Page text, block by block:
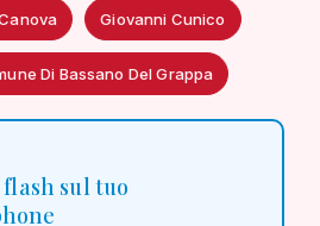
Giovanni Cunico
Di Bassano Del Grappa
sul tuo